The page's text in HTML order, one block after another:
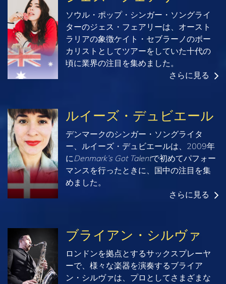
ソウル・ポップ・シンガー・ソングライ
ターのジェス・フェアリーは、オースト
ラリアの象徴ケイト・セブラーノのボー
カリストとしてツアーをしていた十代の
頃に業界の注目を集めました。
さらに見る
ルイーズ・デュビエール
デンマークのシンガー・ソングライタ
ー、ルイーズ・デュビエールは、2009年
にDenmark’s Got Talentで初めてパフォー
マンスを行ったときに、国中の注目を集
めました。
さらに見る
ブライアン・シルヴァ
ロンドンを拠点とするサックスプレーヤ
ーで、様々な楽器を演奏するブライア
ン・シルヴァは、プロとしてさまざまな